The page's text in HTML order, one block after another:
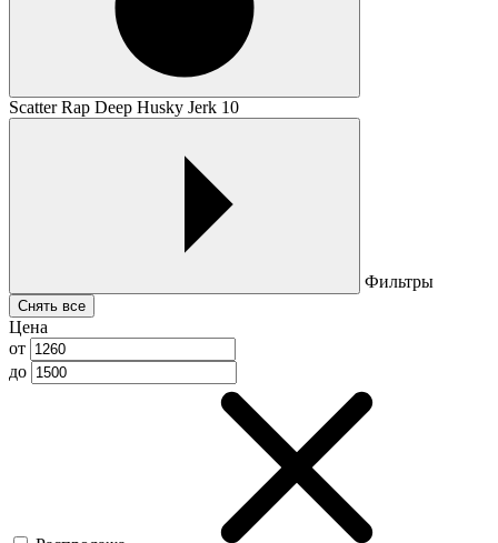
Scatter Rap Deep Husky Jerk 10
Фильтры
Снять все
Цена
от
до